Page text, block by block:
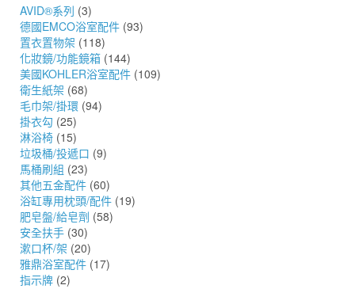
AVID®系列 (3)
德國EMCO浴室配件 (93)
置衣置物架 (118)
化妝鏡/功能鏡箱 (144)
美國KOHLER浴室配件 (109)
衛生紙架 (68)
毛巾架/掛環 (94)
掛衣勾 (25)
淋浴椅 (15)
垃圾桶/投遞口 (9)
馬桶刷組 (23)
其他五金配件 (60)
浴缸專用枕頭/配件 (19)
肥皂盤/給皂劑 (58)
安全扶手 (30)
漱口杯/架 (20)
雅鼎浴室配件 (17)
指示牌 (2)